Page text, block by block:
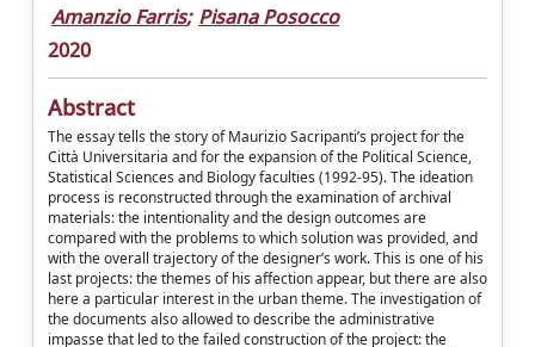
Amanzio Farris; Pisana Posocco
2020
Abstract
The essay tells the story of Maurizio Sacripanti’s project for the
Città Universitaria and for the expansion of the Political Science,
Statistical Sciences and Biology faculties (1992-95). The ideation
process is reconstructed through the examination of archival
materials: the intentionality and the design outcomes are
compared with the problems to which solution was provided, and
with the overall trajectory of the designer’s work. This is one of his
last projects: the themes of his affection appear, but there are also
here a particular interest in the urban theme. The investigation of
the documents also allowed to describe the administrative
impasse that led to the failed construction of the project: the